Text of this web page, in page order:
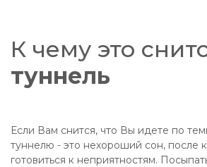
К чему это
туннель
Если Вам снится, что Вы идете по
туннелю - это нехороший сон, после
готовиться к неприятностям.